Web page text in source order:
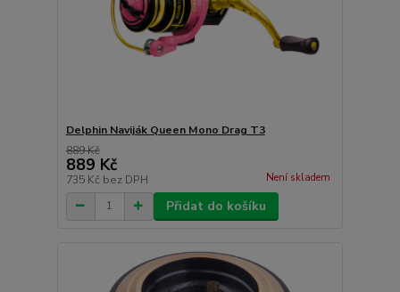
Delphin Naviják Queen Mono Drag T3
889 Kč
889 Kč
735 Kč bez DPH Není skladem
Přidat do košíku